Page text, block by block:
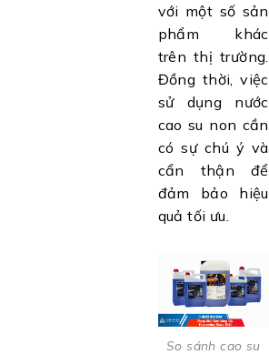
với một số sản
phẩm khác
trên thị trường.
Đồng thời, việc
sử dụng nước
cao su non cần
có sự chú ý và
cẩn thận để
đảm bảo hiệu
quả tối ưu.
So sánh cao su